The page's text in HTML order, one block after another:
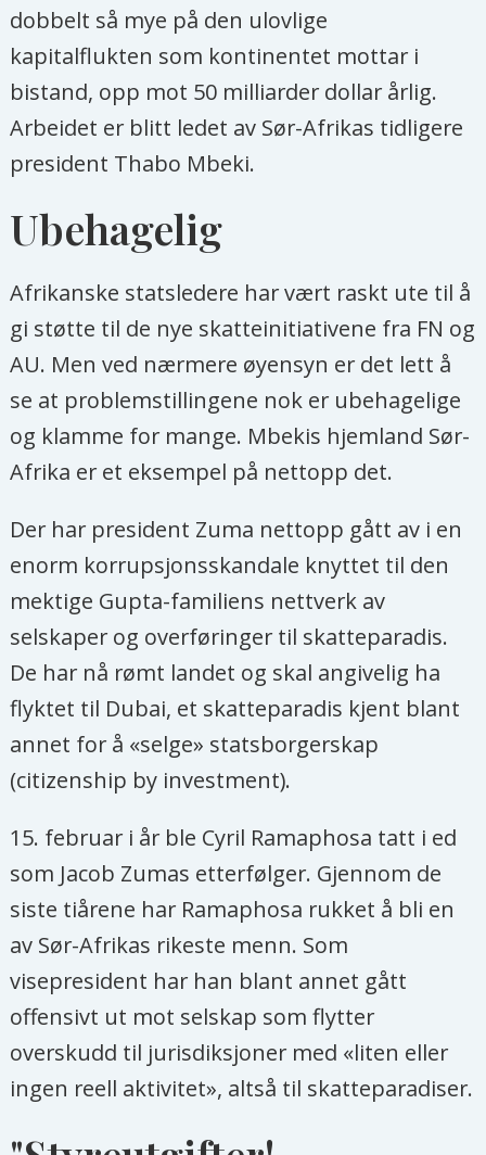
dobbelt så mye på den ulovlige
kapitalflukten som kontinentet mottar i
bistand, opp mot 50 milliarder dollar årlig.
Arbeidet er blitt ledet av Sør-Afrikas tidligere
president Thabo Mbeki.
Ubehagelig
Afrikanske statsledere har vært raskt ute til å
gi støtte til de nye skatteinitiativene fra FN og
AU. Men ved nærmere øyensyn er det lett å
se at problemstillingene nok er ubehagelige
og klamme for mange. Mbekis hjemland Sør-
Afrika er et eksempel på nettopp det.
Der har president Zuma nettopp gått av i en
enorm korrupsjonsskandale knyttet til den
mektige Gupta-familiens nettverk av
selskaper og overføringer til skatteparadis.
De har nå rømt landet og skal angivelig ha
flyktet til Dubai, et skatteparadis kjent blant
annet for å «selge» statsborgerskap
(citizenship by investment).
15. februar i år ble Cyril Ramaphosa tatt i ed
som Jacob Zumas etterfølger. Gjennom de
siste tiårene har Ramaphosa rukket å bli en
av Sør-Afrikas rikeste menn. Som
visepresident har han blant annet gått
offensivt ut mot selskap som flytter
overskudd til jurisdiksjoner med «liten eller
ingen reell aktivitet», altså til skatteparadiser.